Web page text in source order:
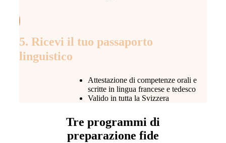
5. Ricevi il tuo passaporto
linguistico
Attestazione di competenze orali e
scritte in lingua francese e tedesco
Valido in tutta la Svizzera
Tre programmi di
preparazione fide